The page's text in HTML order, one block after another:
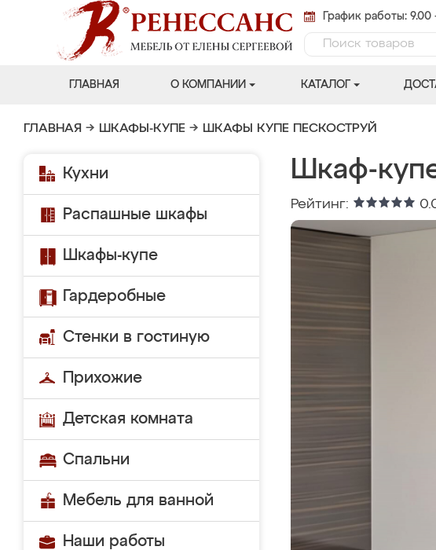
График работы: 9.00
ГЛАВНАЯ О КОМПАНИИ КАТАЛОГ
ГЛАВНАЯ → ШКАФЫ-КУПЕ → ШКАФЫ КУПЕ ПЕСКОСТРУЙ
Кухни
Распашные шкафы
Шкафы-купе
Гардеробные
Стенки в гостиную
Прихожие
Детская комната
Спальни
Мебель для ванной
Наши работы
Шкаф-
Рейтинг: